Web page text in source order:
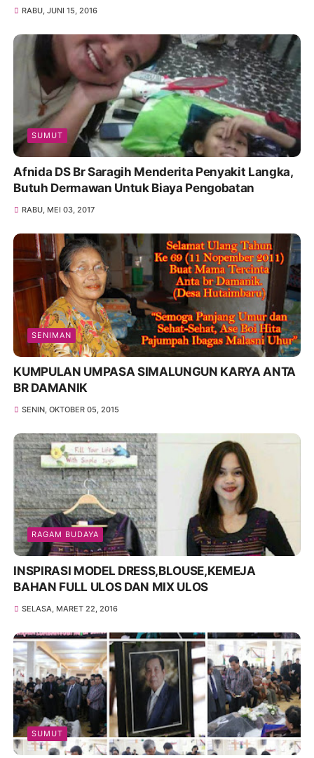
RABU, JUNI 15, 2016
SUMUT
Afnida DS Br Saragih Menderita Penyakit Langka,
Butuh Dermawan Untuk Biaya Pengobatan
RABU, MEI 03, 2017
SENIMAN
KUMPULAN UMPASA SIMALUNGUN KARYA ANTA
BR DAMANIK
SENIN, OKTOBER 05, 2015
RAGAM BUDAYA
INSPIRASI MODEL DRESS,BLOUSE,KEMEJA
BAHAN FULL ULOS DAN MIX ULOS
SELASA, MARET 22, 2016
SUMUT